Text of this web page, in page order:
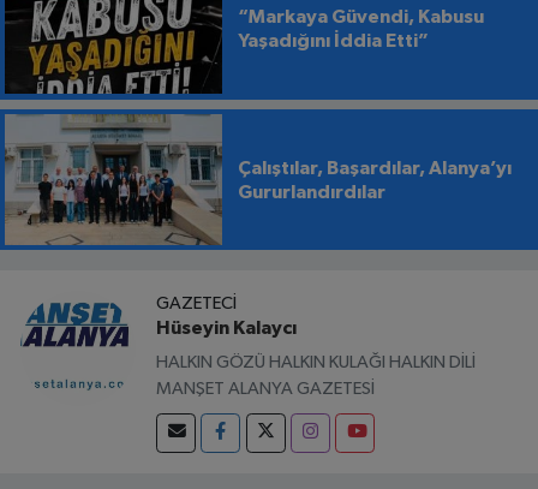
“Markaya Güvendi, Kabusu
Yaşadığını İddia Etti”
Çalıştılar, Başardılar, Alanya’yı
Gururlandırdılar
GAZETECI
Hüseyin Kalaycı
HALKIN GÖZÜ HALKIN KULAĞI HALKIN DİLİ
MANŞET ALANYA GAZETESİ